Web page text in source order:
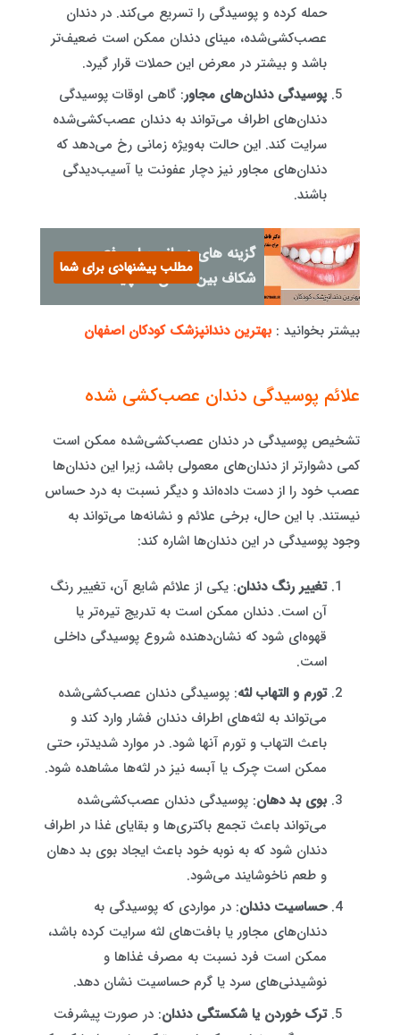
حمله کرده و پوسیدگی را تسریع می‌کند. در دندان
عصب‌کشی‌شده، مینای دندان ممکن است ضعیف‌تر
باشد و بیشتر در معرض این حملات قرار گیرد.
پوسیدگی دندان‌های مجاور: گاهی اوقات پوسیدگی
دندان‌های اطراف می‌تواند به دندان عصب‌کشی‌شده
سرایت کند. این حالت به‌ویژه زمانی رخ می‌دهد که
دندان‌های مجاور نیز دچار عفونت یا آسیب‌دیدگی
باشند.
گزینه های درمانی برای رفع
شکاف بین دندان ها چیست؟
مطلب پیشنهادی برای شما
بیشتر بخوانید : بهترین دندانپزشک کودکان اصفهان
علائم پوسیدگی دندان عصب‌کشی شده
تشخیص پوسیدگی در دندان عصب‌کشی‌شده ممکن است
کمی دشوارتر از دندان‌های معمولی باشد، زیرا این دندان‌ها
عصب خود را از دست داده‌اند و دیگر نسبت به درد حساس
نیستند. با این حال، برخی علائم و نشانه‌ها می‌تواند به
وجود پوسیدگی در این دندان‌ها اشاره کند:
تغییر رنگ دندان: یکی از علائم شایع آن، تغییر رنگ
آن است. دندان ممکن است به تدریج تیره‌تر یا
قهوه‌ای شود که نشان‌دهنده شروع پوسیدگی داخلی
است.
تورم و التهاب لثه: پوسیدگی دندان عصب‌کشی‌شده
می‌تواند به لثه‌های اطراف دندان فشار وارد کند و
باعث التهاب و تورم آنها شود. در موارد شدیدتر، حتی
ممکن است چرک یا آبسه نیز در لثه‌ها مشاهده شود.
بوی بد دهان: پوسیدگی دندان عصب‌کشی‌شده
می‌تواند باعث تجمع باکتری‌ها و بقایای غذا در اطراف
دندان شود که به نوبه خود باعث ایجاد بوی بد دهان
و طعم ناخوشایند می‌شود.
حساسیت دندان: در مواردی که پوسیدگی به
دندان‌های مجاور یا بافت‌های لثه سرایت کرده باشد،
ممکن است فرد نسبت به مصرف غذاها و
نوشیدنی‌های سرد یا گرم حساسیت نشان دهد.
ترک خوردن یا شکستگی دندان: در صورت پیشرفت